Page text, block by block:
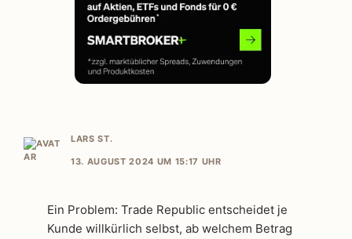
LARS ST.
13. AUGUST 2024 UM 15:17 UHR
Ein Problem: Trade Republic entscheidet je
Kunde willkürlich selbst, ab welchem Betrag